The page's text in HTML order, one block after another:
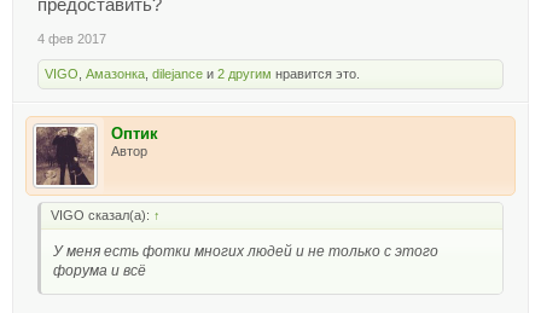
предоставить?
4 фев 2017
VIGO Амазонка dilejance и 2 другим нравится это.
Оптик
Автор
VIGO сказал(а): ↑
У меня есть фотки многих людей и не только с этого
форума и всё